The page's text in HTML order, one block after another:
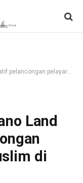
mesra Muslim di Malaysia
Land
di